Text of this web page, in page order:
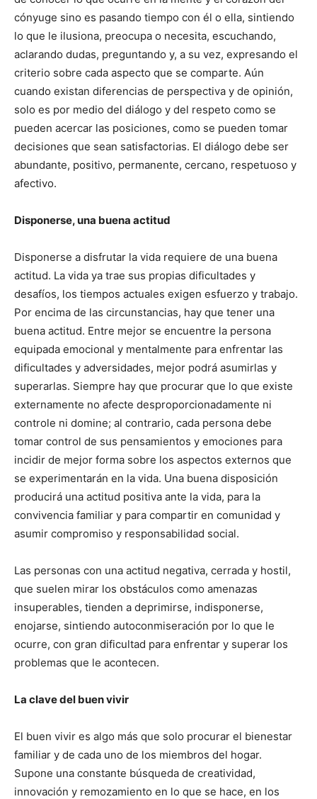
cónyuge sino es pasando tiempo con él o ella, sintiendo
lo que le ilusiona, preocupa o necesita, escuchando,
aclarando dudas, preguntando y, a su vez, expresando el
criterio sobre cada aspecto que se comparte. Aún
cuando existan diferencias de perspectiva y de opinión,
solo es por medio del diálogo y del respeto como se
pueden acercar las posiciones, como se pueden tomar
decisiones que sean satisfactorias. El diálogo debe ser
abundante, positivo, permanente, cercano, respetuoso y
afectivo.
Disponerse, una buena actitud
Disponerse a disfrutar la vida requiere de una buena
actitud. La vida ya trae sus propias dificultades y
desafíos, los tiempos actuales exigen esfuerzo y trabajo.
Por encima de las circunstancias, hay que tener una
buena actitud. Entre mejor se encuentre la persona
equipada emocional y mentalmente para enfrentar las
dificultades y adversidades, mejor podrá asumirlas y
superarlas. Siempre hay que procurar que lo que existe
externamente no afecte desproporcionadamente ni
controle ni domine; al contrario, cada persona debe
tomar control de sus pensamientos y emociones para
incidir de mejor forma sobre los aspectos externos que
se experimentarán en la vida. Una buena disposición
producirá una actitud positiva ante la vida, para la
convivencia familiar y para compartir en comunidad y
asumir compromiso y responsabilidad social.
Las personas con una actitud negativa, cerrada y hostil,
que suelen mirar los obstáculos como amenazas
insuperables, tienden a deprimirse, indisponerse,
enojarse, sintiendo autoconmiseración por lo que le
ocurre, con gran dificultad para enfrentar y superar los
problemas que le acontecen.
La clave del buen vivir
El buen vivir es algo más que solo procurar el bienestar
familiar y de cada uno de los miembros del hogar.
Supone una constante búsqueda de creatividad,
innovación y remozamiento en lo que se hace, en los